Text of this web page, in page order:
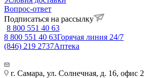
Вопрос-ответ
Подписаться на рассылку
8 800 551 40 63
8 800 551 40 63Горячая линия 24/7
(846) 219 2737Аптека
г. Самара, ул. Солнечная, д. 16, офис 2